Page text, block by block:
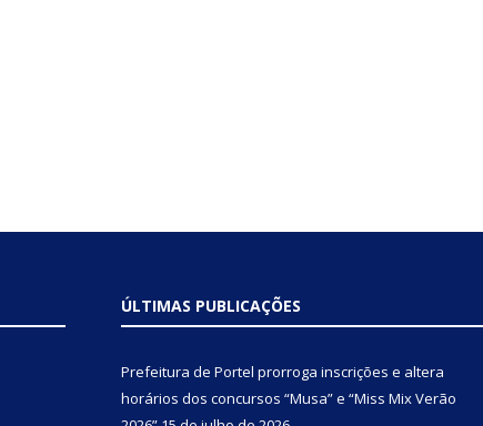
ÚLTIMAS PUBLICAÇÕES
Prefeitura de Portel prorroga inscrições e altera
horários dos concursos “Musa” e “Miss Mix Verão